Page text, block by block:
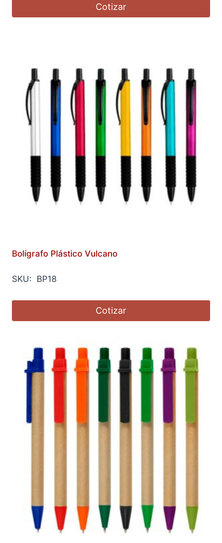
Cotizar
Bolígrafo Plástico Vulcano
SKU: BP18
Cotizar